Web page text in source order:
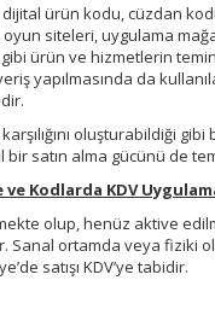
ürün kodu, cüzdan
siteleri, uygulama
ürün ve hizmetlerin
yapılmasında da
oluşturabildiği gibi
satın alma gücünü de
Kodlarda KDV
olup, henüz aktive
Sanal ortamda veya fiziki
satışı KDV’ye tabidir.